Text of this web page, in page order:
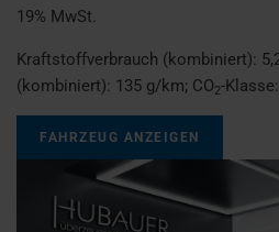
19% MwSt.
Kraftstoffverbrauch (kombiniert):
(kombiniert): 135 g/km; CO2-Klasse:
FAHRZEUG ANZEIGEN